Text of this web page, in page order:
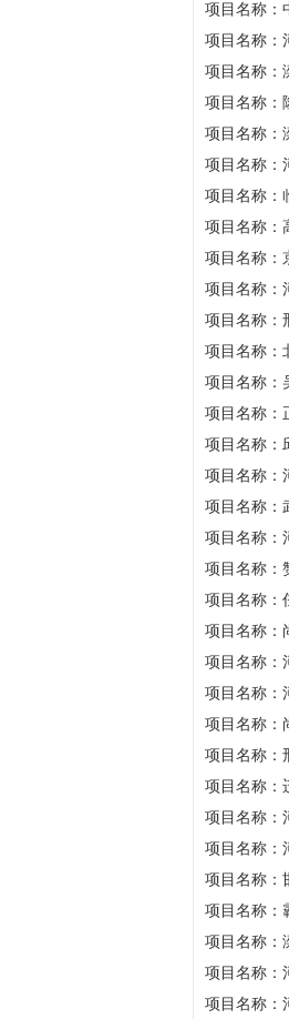
项目名称：
项目名称：
项目名称：
项目名称：
项目名称：
项目名称：
项目名称：
项目名称：
项目名称：
项目名称：
项目名称：
项目名称：
项目名称：
项目名称：
项目名称：
项目名称：
项目名称：
项目名称：
项目名称：
项目名称：
项目名称：
项目名称：
项目名称：
项目名称：
项目名称：
项目名称：
项目名称：
项目名称：
项目名称：
项目名称：
项目名称：
项目名称：
项目名称：